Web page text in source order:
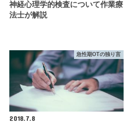
神経心理学的検査について作業療
法士が解説
急性期OTの独り言
2018.7.8